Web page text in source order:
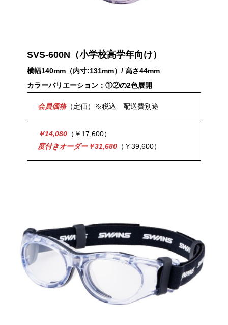
SVS-600N（小学校高学年向け）
横幅140mm（内寸:131mm）/ 高さ44mm
カラーバリエーション：①②の2色展開
会員価格（定価）※税込 配送費別途
￥14,080（￥17,600）
度付きオーダー￥31,680（￥39,600）